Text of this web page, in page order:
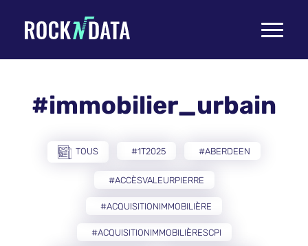
Toggle
#immobilier_urbain
TOUS #1T2025 #ABERDEEN
#ACCÈSVALEURPIERRE
#ACQUISITIONIMMOBILIÈRE
#ACQUISITIONIMMOBILIÈRESCPI